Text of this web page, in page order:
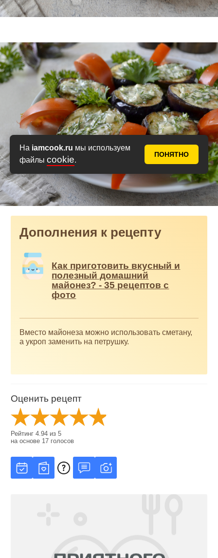
На iamcook.ru мы используем
файлы cookie.
ПОНЯТНО
Дополнения к рецепту
Как приготовить вкусный и
полезный домашний
майонез? - 35 рецептов с
фото
Вместо майонеза можно использовать сметану,
а укроп заменить на петрушку.
Оценить рецепт
Рейтинг4.94 из5
на основе 17 голосов